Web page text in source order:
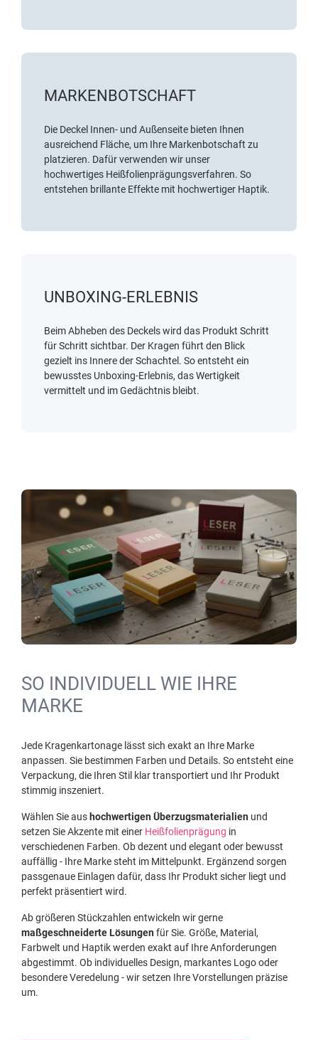
MARKENBOTSCHAFT
Die Deckel Innen- und Außenseite bieten Ihnen
ausreichend Fläche, um Ihre Markenbotschaft zu
platzieren. Dafür verwenden wir unser
hochwertiges Heißfolienprägungsverfahren. So
entstehen brillante Effekte mit hochwertiger Haptik.
UNBOXING-ERLEBNIS
Beim Abheben des Deckels wird das Produkt Schritt
für Schritt sichtbar. Der Kragen führt den Blick
gezielt ins Innere der Schachtel. So entsteht ein
bewusstes Unboxing-Erlebnis, das Wertigkeit
vermittelt und im Gedächtnis bleibt.
SO INDIVIDUELL WIE IHRE
MARKE
Jede Kragenkartonage lässt sich exakt an Ihre Marke
anpassen. Sie bestimmen Farben und Details. So entsteht eine
Verpackung, die Ihren Stil klar transportiert und Ihr Produkt
stimmig inszeniert.
Wählen Sie aus hochwertigen Überzugsmaterialien und
setzen Sie Akzente mit einer Heißfolienprägung in
verschiedenen Farben. Ob dezent und elegant oder bewusst
auffällig - Ihre Marke steht im Mittelpunkt. Ergänzend sorgen
passgenaue Einlagen dafür, dass Ihr Produkt sicher liegt und
perfekt präsentiert wird.
Ab größeren Stückzahlen entwickeln wir gerne
maßgeschneiderte Lösungen für Sie. Größe, Material,
Farbwelt und Haptik werden exakt auf Ihre Anforderungen
abgestimmt. Ob individuelles Design, markantes Logo oder
besondere Veredelung - wir setzen Ihre Vorstellungen präzise
um.